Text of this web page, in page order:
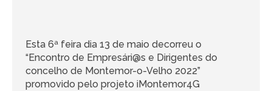
Esta 6ª feira dia 13 de maio decorreu o
“Encontro de Empresári@s e Dirigentes do
concelho de Montemor-o-Velho 2022”
promovido pelo projeto iMontemor4G